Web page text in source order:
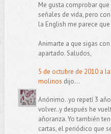
Me gusta comprobar
señales de vida, pero
la English me parece
Animarte a que sigas
apartado. Saludos,
5 de octubre de 2010 a
molinos dijo...
Anónimo..yo repetí 3
volver..y después he
añoranza. Yo también
cartas, el periódico que